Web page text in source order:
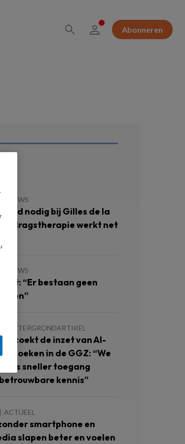
Abonneren
NIEUWS
nodig bij Gilles de la
werkt net
NIEUWS
“Er bestaan geen
ACHTERGRONDARTIKEL
de inzet van AI-
zoeken in de GGZ: “We
sneller toegang
kennis”
ACTUEEL
smartphone en
slapen beter en voelen